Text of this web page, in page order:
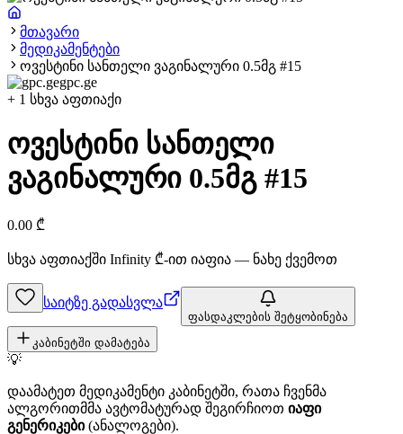
მთავარი
მედიკამენტები
ოვესტინი სანთელი ვაგინალური 0.5მგ #15
gpc.ge
+ 1 სხვა აფთიაქი
ოვესტინი სანთელი
ვაგინალური 0.5მგ #15
0.00 ₾
სხვა აფთიაქში Infinity ₾-ით იაფია — ნახე ქვემოთ
საიტზე გადასვლა
ფასდაკლების შეტყობინება
კაბინეტში დამატება
💡
დაამატეთ მედიკამენტი კაბინეტში, რათა ჩვენმა
ალგორითმმა ავტომატურად შეგირჩიოთ იაფი
გენერიკები(ანალოგები).